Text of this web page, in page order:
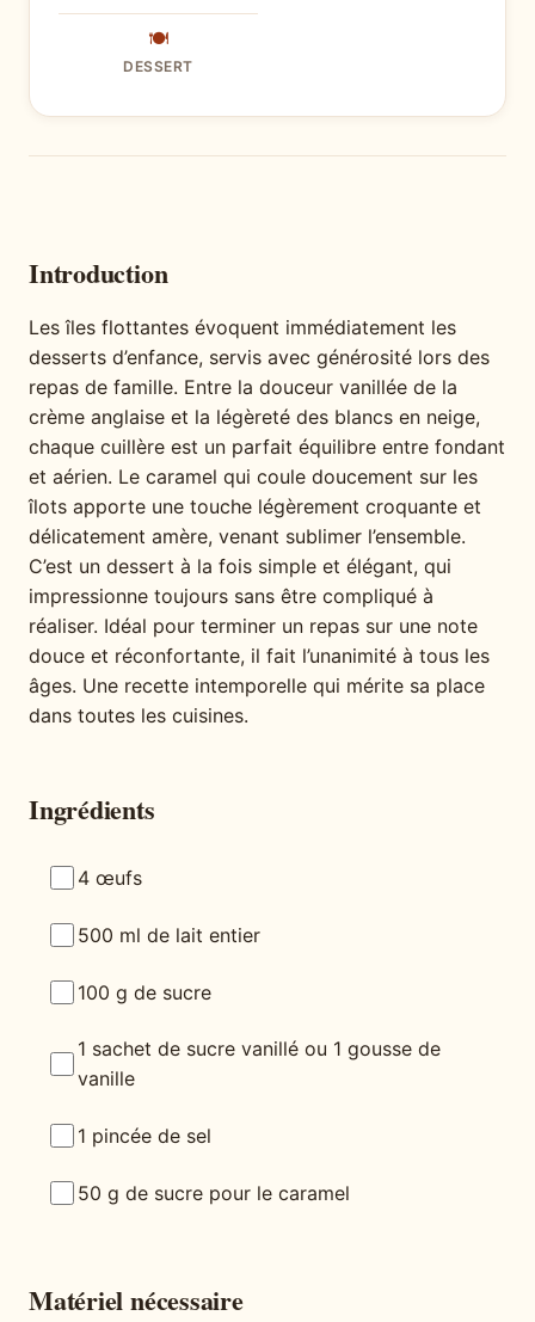
🍽
DESSERT
Introduction
Les îles flottantes évoquent immédiatement les
desserts d’enfance, servis avec générosité lors des
repas de famille. Entre la douceur vanillée de la
crème anglaise et la légèreté des blancs en neige,
chaque cuillère est un parfait équilibre entre fondant
et aérien. Le caramel qui coule doucement sur les
îlots apporte une touche légèrement croquante et
délicatement amère, venant sublimer l’ensemble.
C’est un dessert à la fois simple et élégant, qui
impressionne toujours sans être compliqué à
réaliser. Idéal pour terminer un repas sur une note
douce et réconfortante, il fait l’unanimité à tous les
âges. Une recette intemporelle qui mérite sa place
dans toutes les cuisines.
Ingrédients
4 œufs
500 ml de lait entier
100 g de sucre
1 sachet de sucre vanillé ou 1 gousse de
vanille
1 pincée de sel
50 g de sucre pour le caramel
Matériel nécessaire